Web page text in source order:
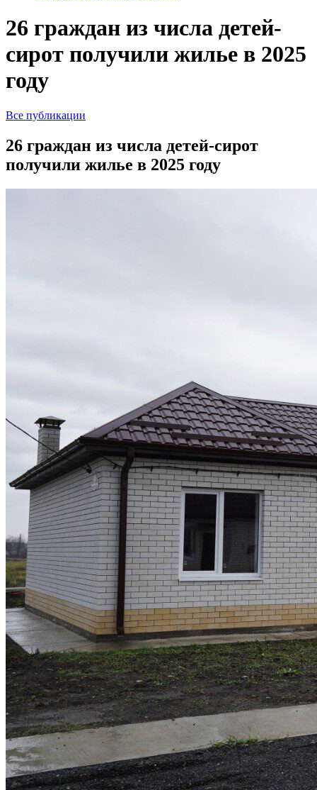
26 граждан из числа детей-
сирот получили жилье в 2025
году
Все публикации
26 граждан из числа детей-сирот
получили жилье в 2025 году